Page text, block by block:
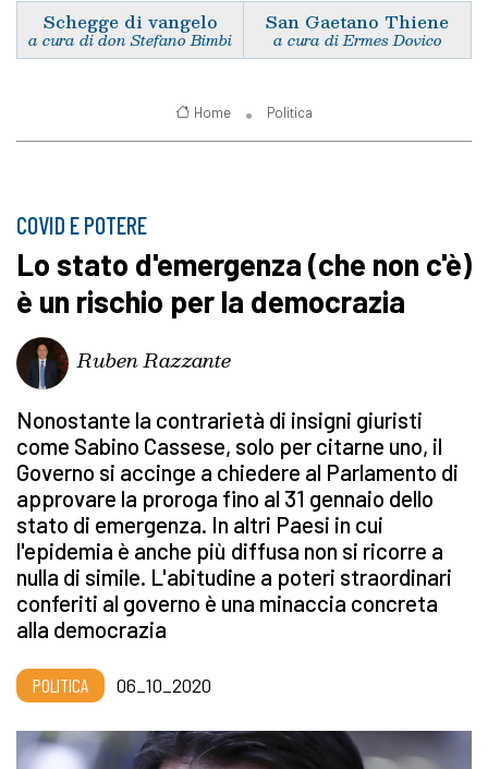
Schegge di vangelo
a cura di don Stefano Bimbi
San Gaetano Thiene
a cura di Ermes Dovico
Home Politica
COVID E POTERE
Lo stato d'emergenza (che non c'è)
è un rischio per la democrazia
Ruben Razzante
Nonostante la contrarietà di insigni giuristi
come Sabino Cassese, solo per citarne uno, il
Governo si accinge a chiedere al Parlamento di
approvare la proroga fino al 31 gennaio dello
stato di emergenza. In altri Paesi in cui
l'epidemia è anche più diffusa non si ricorre a
nulla di simile. L'abitudine a poteri straordinari
conferiti al governo è una minaccia concreta
alla democrazia
POLITICA 06_10_2020